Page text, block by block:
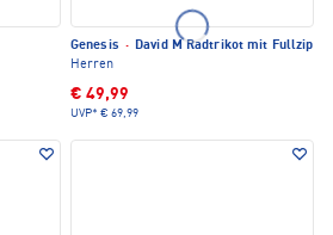
Genesis · David M Radtrikot mit Fullzip
Herren
€ 49,99
UVP* € 69,99